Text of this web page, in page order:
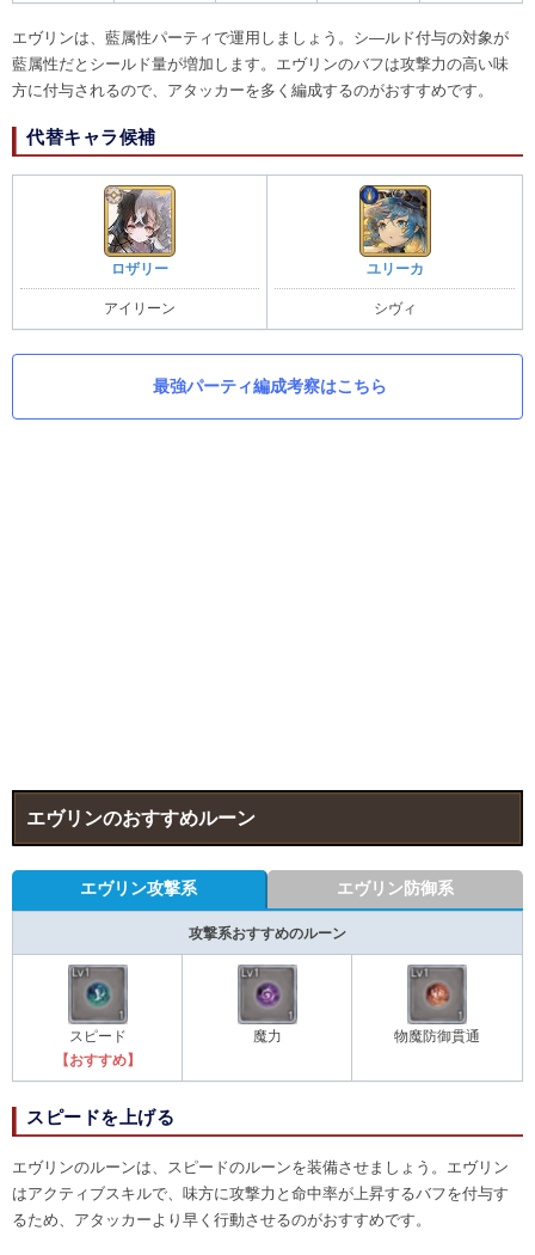
エヴリンは、藍属性パーティで運用しましょう。シ―ルド付与の対象が
藍属性だとシールド量が増加します。エヴリンのバフは攻撃力の高い味
方に付与されるので、アタッカーを多く編成するのがおすすめです。
代替キャラ候補
ロザリー
アイリーン
ユリーカ
シヴィ
最強パーティ編成考察はこちら
エヴリンのおすすめルーン
エヴリン攻撃系 エヴリン防御系
攻撃系おすすめのルーン
スピード
【おすすめ】
魔力 物魔防御貫通
スピードを上げる
エヴリンのルーンは、スピードのルーンを装備させましょう。エヴリン
はアクティブスキルで、味方に攻撃力と命中率が上昇するバフを付与す
るため、アタッカーより早く行動させるのがおすすめです。